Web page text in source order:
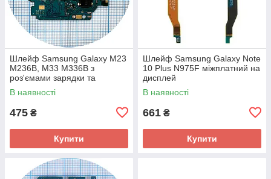
Шлейф Samsung Galaxy M23
M236B, M33 M336B з
роз'ємами зарядки та
навушників, мікрофоном -
нижня плата (оригінал 100%)
В наявності
475 ₴
Купити
Шлейф Samsung Galaxy Note
10 Plus N975F міжплатний на
дисплей
В наявності
661 ₴
Купити